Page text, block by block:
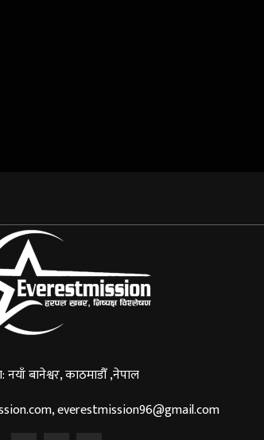
नयाँ बानेश्वर, काठमाडौँ ,नेपाल
,everestmission96@gmail.com